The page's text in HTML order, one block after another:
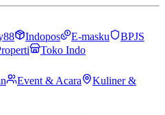
Indopos E-masku
BPJS
Toko Indo
Event & Acara
Kuliner &